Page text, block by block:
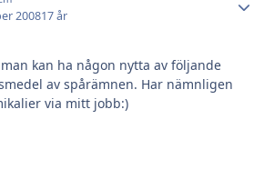
200817 år
kan ha någon nytta av följande
av spårämnen. Har nämnligen
via mitt jobb:)